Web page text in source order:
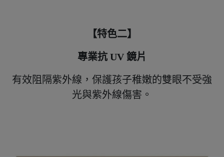
【特色二】
專業抗 UV 鏡片
有效阻隔紫外線，保護孩子稚嫩的雙眼不受強
光與紫外線傷害。